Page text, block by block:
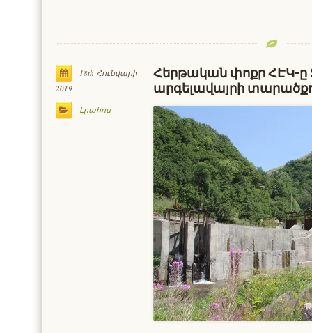
18th Հունվարի
2019
Լրահոս
Հերթական փոքր ՀԷԿ-ը
արգելավայրի